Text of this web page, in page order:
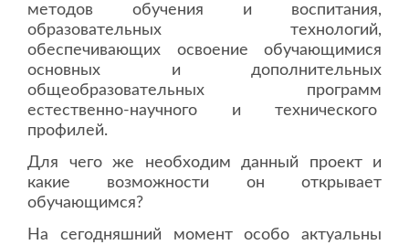
методов обучения и воспитания,
образовательных технологий,
обеспечивающих освоение обучающимися
основных и дополнительных
общеобразовательных программ
естественно-научного и технического
профилей.
Для чего же необходим данный проект и
какие возможности он открывает
обучающимся?
На сегодняшний момент особо актуальны